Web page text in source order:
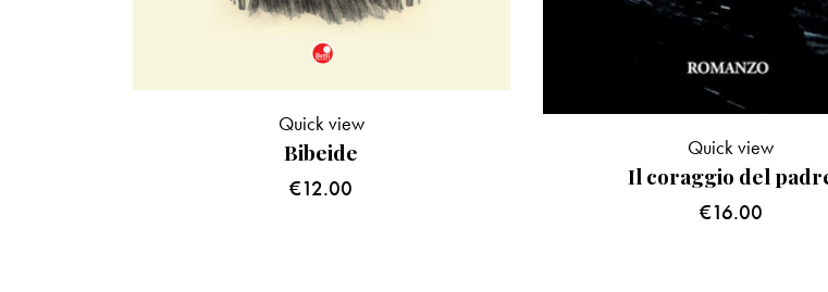
Bibeide
€12.00
Quick view
Il coraggio del
€16.00
Quick view